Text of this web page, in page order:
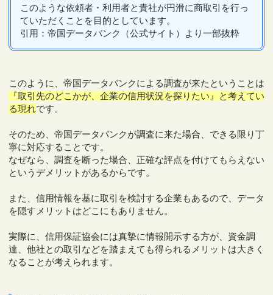
このような依頼者・利用者と貴社が円滑に商取引を行っ
ていただくことを目的としています。
引用：帝国データバンク（公式サイト）より一部抜粋
このように、帝国データバンクによる調査が来たということは
『取引先のどこかが、企業の信用状況を探りたい』と考えてい
る現れです。
そのため、帝国データバンクが調査に来た場合、できる限り丁
寧に対応することです。
なぜなら、調査を断った場合、正確な評点を付けてもらえない
というデメリットがあるからです。
また、信用情報を基に取引を検討する企業もあるので、データ
を隠すメリットはどこにもありません。
実際に、信用保証協会には真摯に情報開示する方が、資金調
達、他社との取引などを踏まえても得られるメリットは大きく
なることが考えられます。